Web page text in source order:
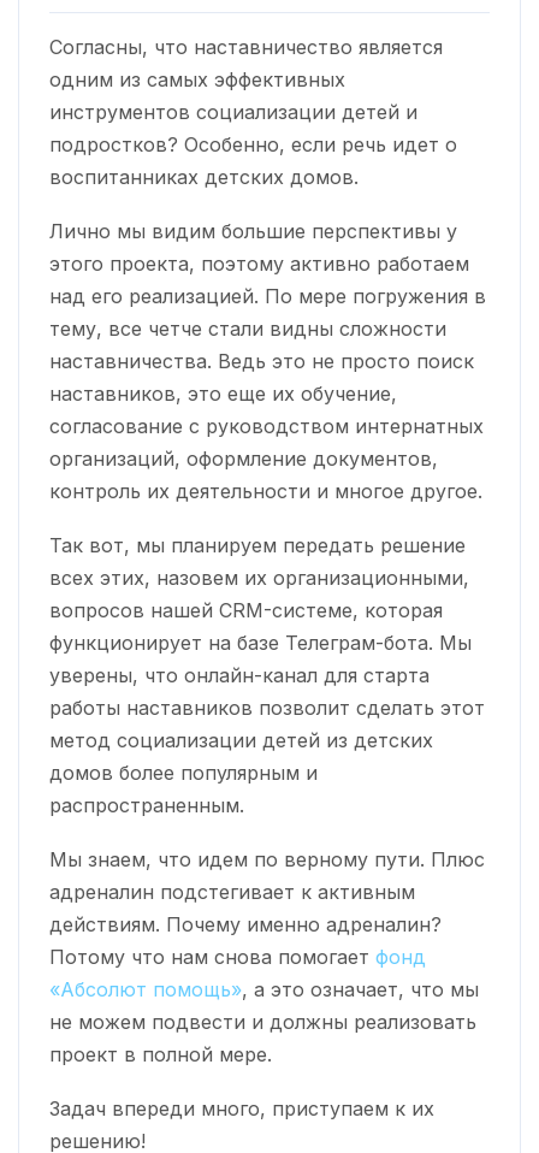
Согласны, что наставничество является
одним из самых эффективных
инструментов социализации детей и
подростков? Особенно, если речь идет о
воспитанниках детских домов.
Лично мы видим большие перспективы у
этого проекта, поэтому активно работаем
над его реализацией. По мере погружения в
тему, все четче стали видны сложности
наставничества. Ведь это не просто поиск
наставников, это еще их обучение,
согласование с руководством интернатных
организаций, оформление документов,
контроль их деятельности и многое другое.
Так вот, мы планируем передать решение
всех этих, назовем их организационными,
вопросов нашей CRM-системе, которая
функционирует на базе Телеграм-бота. Мы
уверены, что онлайн-канал для старта
работы наставников позволит сделать этот
метод социализации детей из детских
домов более популярным и
распространенным.
Мы знаем, что идем по верному пути. Плюс
адреналин подстегивает к активным
действиям. Почему именно адреналин?
Потому что нам снова помогает фонд
«Абсолют помощь», а это означает, что мы
не можем подвести и должны реализовать
проект в полной мере.
Задач впереди много, приступаем к их
решению!